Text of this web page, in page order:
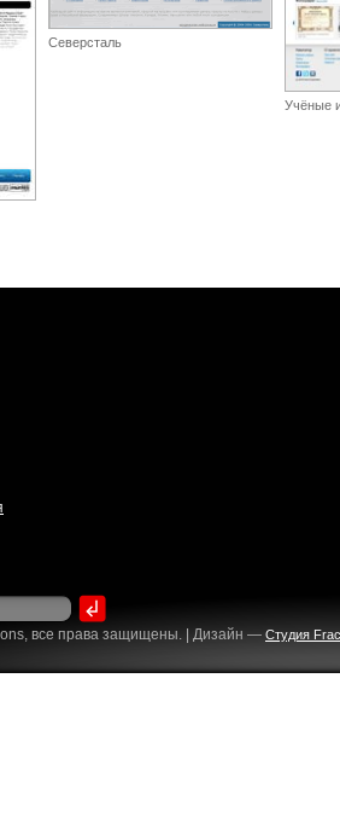
Северсталь
Учёные
все права защищены. | Дизайн — Студия